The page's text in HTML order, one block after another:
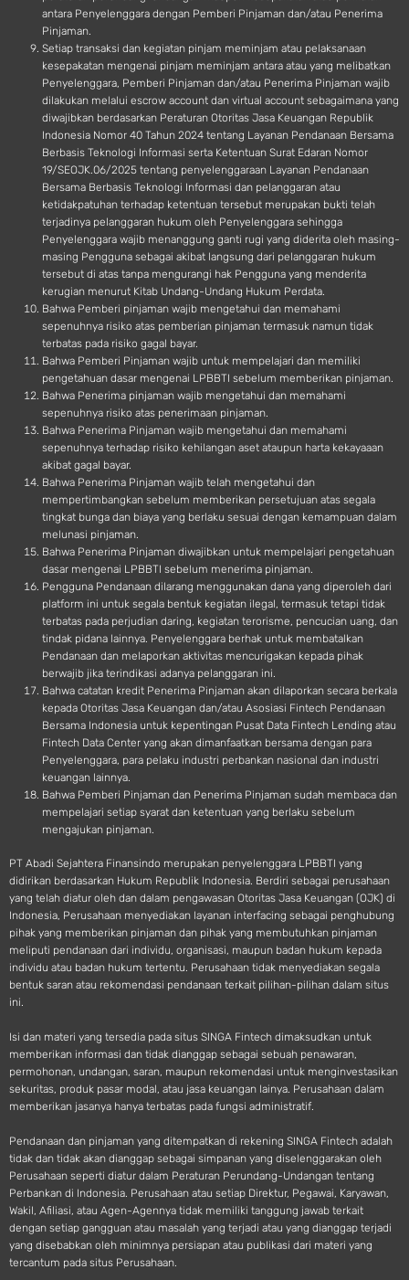
antara Penyelenggara dengan Pemberi Pinjaman dan/atau Penerima
Pinjaman.
Setiap transaksi dan kegiatan pinjam meminjam atau pelaksanaan
kesepakatan mengenai pinjam meminjam antara atau yang melibatkan
Penyelenggara, Pemberi Pinjaman dan/atau Penerima Pinjaman wajib
dilakukan melalui escrow account dan virtual account sebagaimana yang
diwajibkan berdasarkan Peraturan Otoritas Jasa Keuangan Republik
Indonesia Nomor 40 Tahun 2024 tentang Layanan Pendanaan Bersama
Berbasis Teknologi Informasi serta Ketentuan Surat Edaran Nomor
19/SEOJK.06/2025 tentang penyelenggaraan Layanan Pendanaan
Bersama Berbasis Teknologi Informasi dan pelanggaran atau
ketidakpatuhan terhadap ketentuan tersebut merupakan bukti telah
terjadinya pelanggaran hukum oleh Penyelenggara sehingga
Penyelenggara wajib menanggung ganti rugi yang diderita oleh masing-
masing Pengguna sebagai akibat langsung dari pelanggaran hukum
tersebut di atas tanpa mengurangi hak Pengguna yang menderita
kerugian menurut Kitab Undang-Undang Hukum Perdata.
Bahwa Pemberi pinjaman wajib mengetahui dan memahami
sepenuhnya risiko atas pemberian pinjaman termasuk namun tidak
terbatas pada risiko gagal bayar.
Bahwa Pemberi Pinjaman wajib untuk mempelajari dan memiliki
pengetahuan dasar mengenai LPBBTI sebelum memberikan pinjaman.
Bahwa Penerima pinjaman wajib mengetahui dan memahami
sepenuhnya risiko atas penerimaan pinjaman.
Bahwa Penerima Pinjaman wajib mengetahui dan memahami
sepenuhnya terhadap risiko kehilangan aset ataupun harta kekayaaan
akibat gagal bayar.
Bahwa Penerima Pinjaman wajib telah mengetahui dan
mempertimbangkan sebelum memberikan persetujuan atas segala
tingkat bunga dan biaya yang berlaku sesuai dengan kemampuan dalam
melunasi pinjaman.
Bahwa Penerima Pinjaman diwajibkan untuk mempelajari pengetahuan
dasar mengenai LPBBTI sebelum menerima pinjaman.
Pengguna Pendanaan dilarang menggunakan dana yang diperoleh dari
platform ini untuk segala bentuk kegiatan ilegal, termasuk tetapi tidak
terbatas pada perjudian daring, kegiatan terorisme, pencucian uang, dan
tindak pidana lainnya. Penyelenggara berhak untuk membatalkan
Pendanaan dan melaporkan aktivitas mencurigakan kepada pihak
berwajib jika terindikasi adanya pelanggaran ini.
Bahwa catatan kredit Penerima Pinjaman akan dilaporkan secara berkala
kepada Otoritas Jasa Keuangan dan/atau Asosiasi Fintech Pendanaan
Bersama Indonesia untuk kepentingan Pusat Data Fintech Lending atau
Fintech Data Center yang akan dimanfaatkan bersama dengan para
Penyelenggara, para pelaku industri perbankan nasional dan industri
keuangan lainnya.
Bahwa Pemberi Pinjaman dan Penerima Pinjaman sudah membaca dan
mempelajari setiap syarat dan ketentuan yang berlaku sebelum
mengajukan pinjaman.
PT Abadi Sejahtera Finansindo merupakan penyelenggara LPBBTI yang
didirikan berdasarkan Hukum Republik Indonesia. Berdiri sebagai perusahaan
yang telah diatur oleh dan dalam pengawasan Otoritas Jasa Keuangan (OJK) di
Indonesia, Perusahaan menyediakan layanan interfacing sebagai penghubung
pihak yang memberikan pinjaman dan pihak yang membutuhkan pinjaman
meliputi pendanaan dari individu, organisasi, maupun badan hukum kepada
individu atau badan hukum tertentu. Perusahaan tidak menyediakan segala
bentuk saran atau rekomendasi pendanaan terkait pilihan-pilihan dalam situs
ini.
Isi dan materi yang tersedia pada situs SINGA Fintech dimaksudkan untuk
memberikan informasi dan tidak dianggap sebagai sebuah penawaran,
permohonan, undangan, saran, maupun rekomendasi untuk menginvestasikan
sekuritas, produk pasar modal, atau jasa keuangan lainya. Perusahaan dalam
memberikan jasanya hanya terbatas pada fungsi administratif.
Pendanaan dan pinjaman yang ditempatkan di rekening SINGA Fintech adalah
tidak dan tidak akan dianggap sebagai simpanan yang diselenggarakan oleh
Perusahaan seperti diatur dalam Peraturan Perundang-Undangan tentang
Perbankan di Indonesia. Perusahaan atau setiap Direktur, Pegawai, Karyawan,
Wakil, Afiliasi, atau Agen-Agennya tidak memiliki tanggung jawab terkait
dengan setiap gangguan atau masalah yang terjadi atau yang dianggap terjadi
yang disebabkan oleh minimnya persiapan atau publikasi dari materi yang
tercantum pada situs Perusahaan.